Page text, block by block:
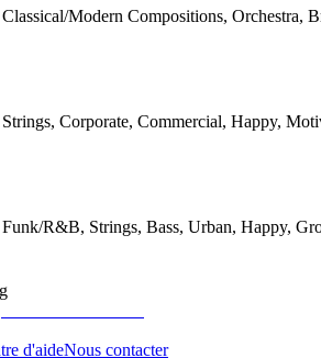
Classical/Modern Compositions, Orchestra,
Strings, Corporate, Commercial, Happy,
Funk/R&B, Strings, Bass, Urban, Happy,
d'aideNous contacter